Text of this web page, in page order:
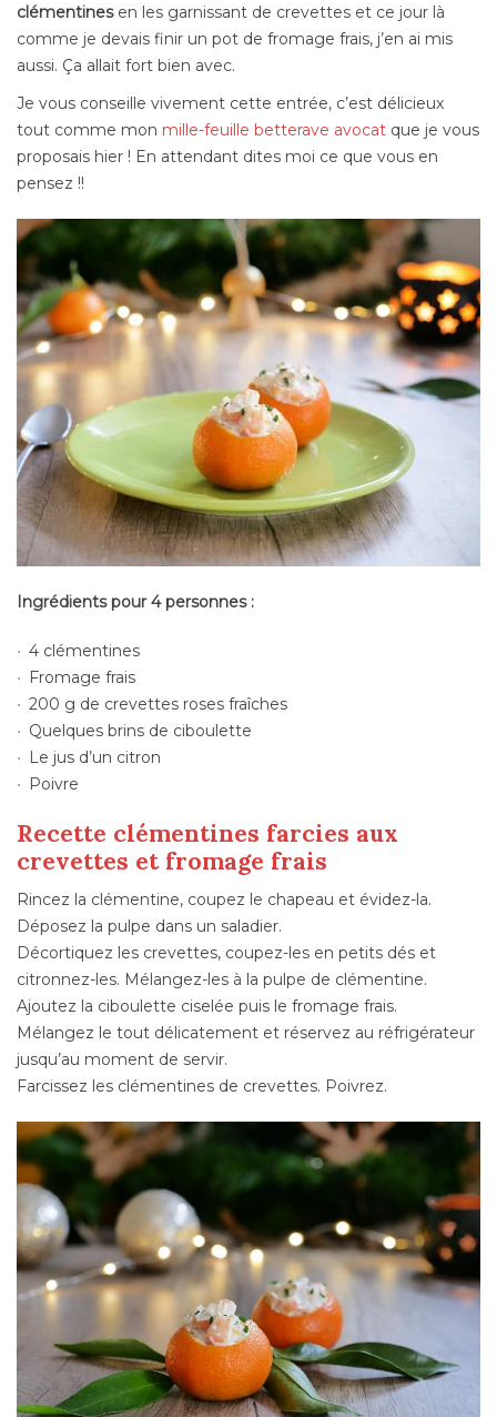
clémentinesen les garnissant de crevettes et ce jour là
comme je devais finir un pot de fromage frais, j’en ai mis
aussi. Ça allait fort bien avec.
Je vous conseille vivement cette entrée, c’est délicieux
tout comme mon mille-feuille betterave avocat que je vous
proposais hier ! En attendant dites moi ce que vous en
pensez !!
Ingrédients pour 4 personnes :
4 clémentines
Fromage frais
200 g de crevettes roses fraîches
Quelques brins de ciboulette
Le jus d’un citron
Poivre
Recette clémentines farcies aux
crevettes et fromage frais
Rincez la clémentine, coupez le chapeau et évidez-la.
Déposez la pulpe dans un saladier.
Décortiquez les crevettes, coupez-les en petits dés et
citronnez-les. Mélangez-les à la pulpe de clémentine.
Ajoutez la ciboulette ciselée puis le fromage frais.
Mélangez le tout délicatement et réservez au réfrigérateur
jusqu’au moment de servir.
Farcissez les clémentines de crevettes. Poivrez.